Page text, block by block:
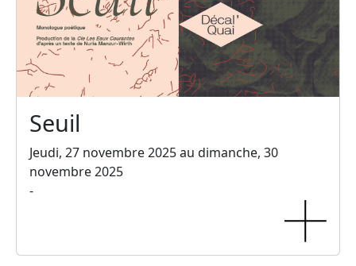
Seuil
Jeudi, 27 novembre 2025 au dimanche, 30
novembre 2025
-